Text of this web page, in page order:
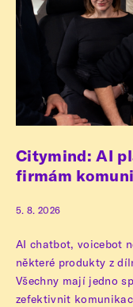
Citymind: AI
firmám
5. 8. 2026
AI chatbot, voicebot
některé produkty z
Všechny mají jedno
zefektivnit